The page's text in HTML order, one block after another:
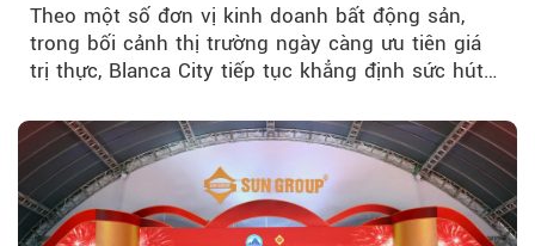
Theo một số đơn vị kinh doanh bất động sản,
trong bối cảnh thị trường ngày càng ưu tiên giá
trị thực, Blanca City tiếp tục khẳng định sức hút